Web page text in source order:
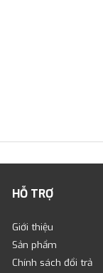
HỖ TRỢ
Giới thiệu
Sản phẩm
Chính sách đổi trả